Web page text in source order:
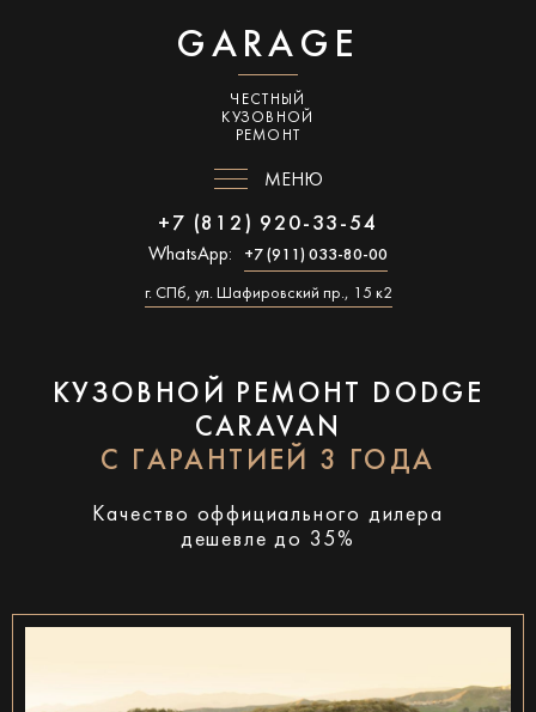
GARAGE
ЧЕСТНЫЙ
КУЗОВНОЙ
РЕМОНТ
МЕНЮ
+7 (812) 920-33-54
WhatsApp: +7 (911) 033-80-00
г. СПб, ул. Шафировский пр., 15 к2
КУЗОВНОЙ РЕМОНТ DODGE
CARAVAN
С ГАРАНТИЕЙ 3 ГОДА
Качество оффициального дилера
дешевле до 35%